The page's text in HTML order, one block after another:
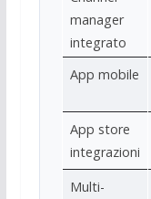
manager
integrato
App mobile
App store
integrazioni
Multi-